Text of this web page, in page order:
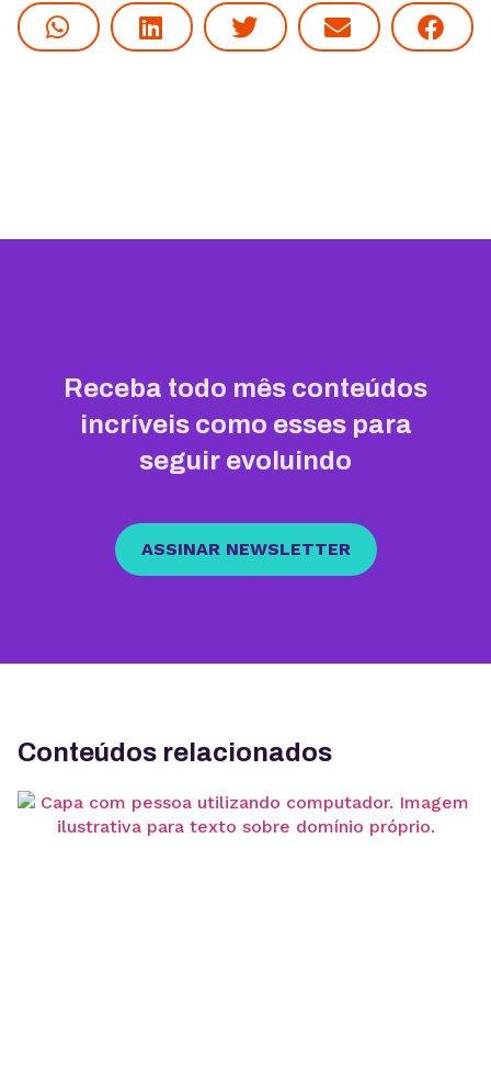
Receba todo mês conteúdos
incríveis como esses para
seguir evoluindo
ASSINAR NEWSLETTER
Conteúdos relacionados